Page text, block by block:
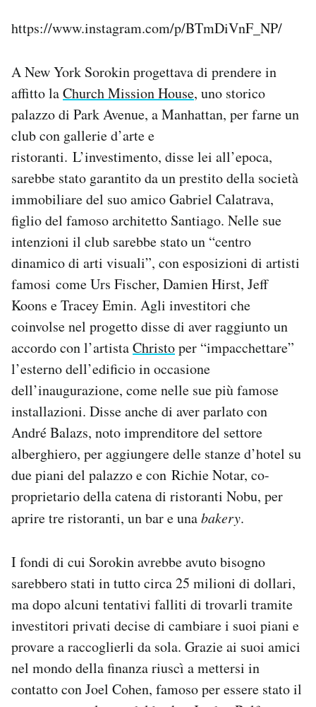
https://www.instagram.com/p/BTmDiVnF_NP/
A New York Sorokin progettava di prendere in
affitto laChurch Mission House, uno storico
palazzo di Park Avenue, a Manhattan, per farne un
club con gallerie d’arte e
ristoranti. L’investimento, disse lei all’epoca,
sarebbe stato garantito da un prestito della società
immobiliare del suo amico Gabriel Calatrava,
figlio del famoso architetto Santiago. Nelle sue
intenzioni il club sarebbe stato un “centro
dinamico di arti visuali”, con esposizioni di artisti
famosi come Urs Fischer, Damien Hirst, Jeff
Koons e Tracey Emin. Agli investitori che
coinvolse nel progetto disse di aver raggiunto un
accordo con l’artistaChristoper “impacchettare”
l’esterno dell’edificio in occasione
dell’inaugurazione, come nelle sue più famose
installazioni. Disse anche di aver parlato con
André Balazs, noto imprenditore del settore
alberghiero, per aggiungere delle stanze d’hotel su
due piani del palazzo e con Richie Notar, co-
proprietario della catena di ristoranti Nobu, per
aprire tre ristoranti, un bar e unabakery.
I fondi di cui Sorokin avrebbe avuto bisogno
sarebbero stati in tutto circa 25 milioni di dollari,
ma dopo alcuni tentativi falliti di trovarli tramite
investitori privati decise di cambiare i suoi piani e
provare a raccoglierli da sola. Grazie ai suoi amici
nel mondo della finanza riuscì a mettersi in
contatto con Joel Cohen, famoso per essere stato il